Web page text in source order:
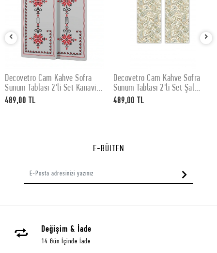
SEPETE EKLE
Decovetro Cam Kahve Sofra
Sunum Tablası 2'li Set Kanaviçe
Desenli 30 x 15 cm
489,00 TL
SEPETE EKLE
Decovetro Cam Kahve Sofra
Sunum Tablası 2'li Set Şal
Desenli 30 x 15 cm
489,00 TL
E-BÜLTEN
Değişim & İade
14 Gün İçinde İade